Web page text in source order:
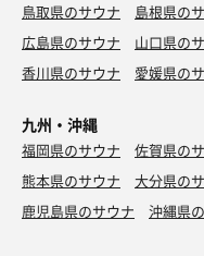
鳥取県のサウナ 島根県の
広島県のサウナ
山口県の
香川県のサウナ
愛媛県の
九州・沖縄
福岡県のサウナ 佐賀県の
熊本県のサウナ
大分県の
鹿児島県のサウナ
沖縄県